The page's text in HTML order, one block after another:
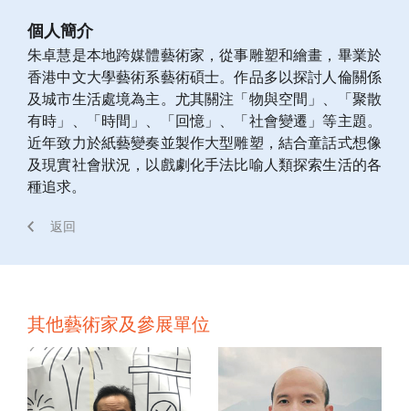
個人簡介
朱卓慧是本地跨媒體藝術家，從事雕塑和繪畫，畢業於
香港中文大學藝術系藝術碩士。作品多以探討人倫關係
及城市生活處境為主。尤其關注「物與空間」、「聚散
有時」、「時間」、「回憶」、「社會變遷」等主題。
近年致力於紙藝變奏並製作大型雕塑，結合童話式想像
及現實社會狀況，以戲劇化手法比喻人類探索生活的各
種追求。
返回
其他藝術家及參展單位